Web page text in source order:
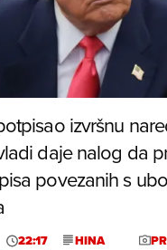
izvršnu
daje nalog da
povezanih s
22:17 HINA